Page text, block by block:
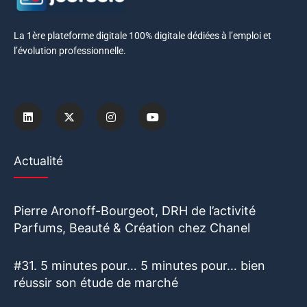
La 1ère plateforme digitale 100% digitale dédiées à l’emploi et
l’évolution professionnelle.
Actualité
Pierre Aronoff-Bourgeot, DRH de l’activité
Parfums, Beauté & Création chez Chanel
#31. 5 minutes pour… 5 minutes pour… bien
réussir son étude de marché